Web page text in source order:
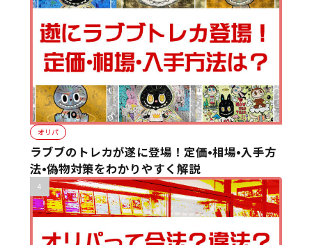
オリパ
ラブブのトレカが遂に登場！定価•相場•入手方
法•偽物対策をわかりやすく解説